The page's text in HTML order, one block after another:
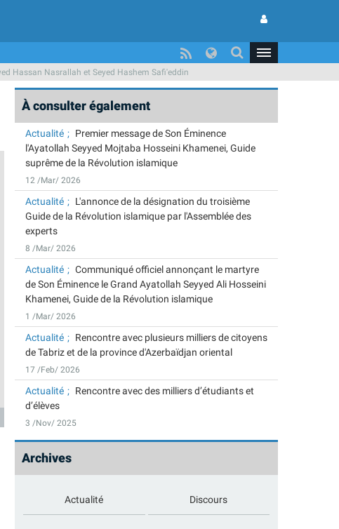
Hassan Nasrallah et Seyed Hashem Safi'eddin
À consulter également
Actualité
Premier message de Son Éminence
l'Ayatollah Seyyed Mojtaba Hosseini Khamenei, Guide
suprême de la Révolution islamique
12 /Mar/ 2026
Actualité
L'annonce de la désignation du troisième
Guide de la Révolution islamique par l'Assemblée des
experts
8 /Mar/ 2026
Actualité
Communiqué officiel annonçant le martyre
de Son Éminence le Grand Ayatollah Seyyed Ali Hosseini
Khamenei, Guide de la Révolution islamique
1 /Mar/ 2026
Actualité
Rencontre avec plusieurs milliers de citoyens
de Tabriz et de la province d'Azerbaïdjan oriental
17 /Feb/ 2026
Actualité
Rencontre avec des milliers d’étudiants et
d’élèves
3 /Nov/ 2025
Archives
Actualité Discours